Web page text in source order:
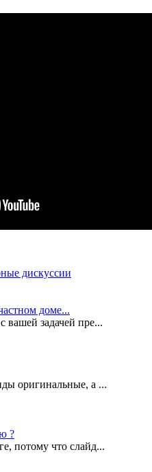
дискуссии
доме...
вашей задачей пре...
оригинальные, а ...
?
потому что слайд...